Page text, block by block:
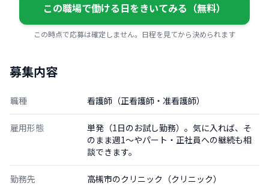
この職場で働ける日をきいてみる（無料）
この時点で応募は確定しません。日程を見てから決められます
募集内容
職種 看護師（正看護師・准看護師）
雇用形態
単発（1日のお試し勤務）。気に入れば、そ
のまま週1〜やパート・正社員への継続も相
談できます。
勤務先 高槻市のクリニック（クリニック）